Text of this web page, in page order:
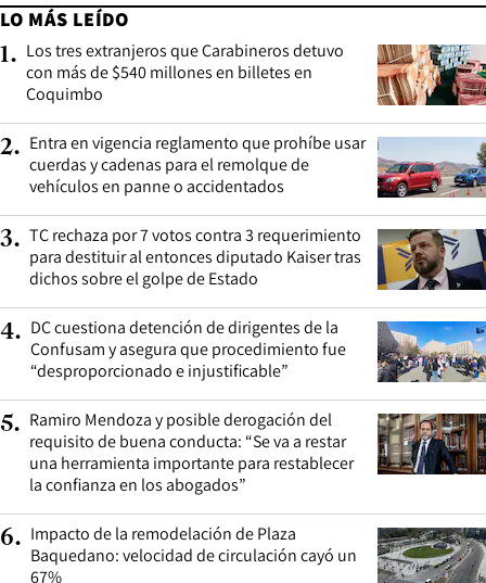
LO MÁS LEÍDO
1. Los tres extranjeros que Carabineros detuvo
con más de $540 millones en billetes en
Coquimbo
2. Entra en vigencia reglamento que prohíbe usar
cuerdas y cadenas para el remolque de
vehículos en panne o accidentados
3. TC rechaza por 7 votos contra 3 requerimiento
para destituir al entonces diputado Kaiser tras
dichos sobre el golpe de Estado
4. DC cuestiona detención de dirigentes de la
Confusam y asegura que procedimiento fue
“desproporcionado e injustificable”
5. Ramiro Mendoza y posible derogación del
requisito de buena conducta: “Se va a restar
una herramienta importante para restablecer
la confianza en los abogados”
6. Impacto de la remodelación de Plaza
Baquedano: velocidad de circulación cayó un
67%